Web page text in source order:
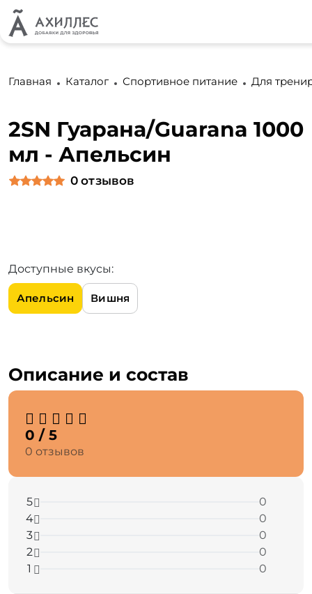
Главная Каталог Спортивное питание Для
2SN Гуарана/Guarana 1000
мл - Апельсин
0 отзывов
Доступные вкусы:
Апельсин Вишня
Описание и состав
0 / 5
0 отзывов
5
0
4
0
3
0
2
0
1
0